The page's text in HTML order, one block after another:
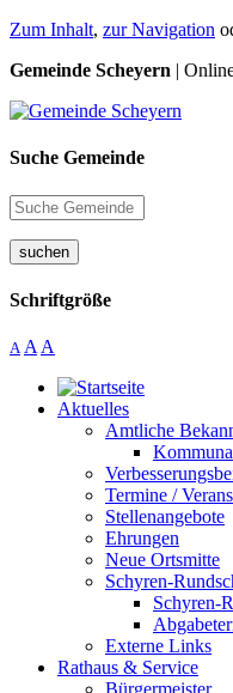
Zum Inhalt, zur Navigation
Gemeinde Scheyern |
Suche Gemeinde
suchen
Schriftgröße
A A A
Aktuelles
Amtliche
Termine /
Stellenangebote
Ehrungen
Neue Ortsmitte
Schyren-
Schyren-
Externe Links
Rathaus & Service
Bürgermeister